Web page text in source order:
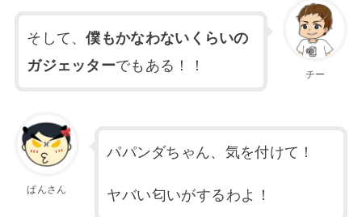
チー
そして、僕もかなわないくらいの
ガジェッターでもある！！
ぱんさん
パパンダちゃん、気を付けて！
ヤバい匂いがするわよ！